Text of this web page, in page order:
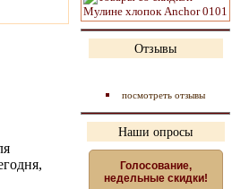
Отзывы
посмотреть отзывы
Наши опросы
Голосование,
недельные скидки!